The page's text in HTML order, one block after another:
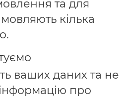
та для
кілька
ваших даних та не
про